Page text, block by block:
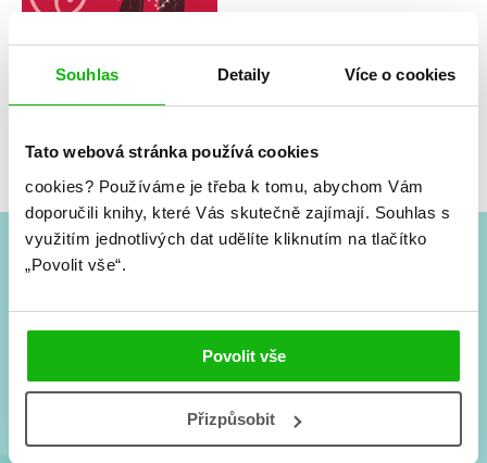
Souhlas Detaily Více o cookies
Tato webová stránka používá cookies
cookies? Používáme je třeba k tomu, abychom Vám
doporučili knihy, které Vás skutečně zajímají. Souhlas s
využitím jednotlivých dat udělíte kliknutím na tlačítko
„Povolit vše“.
Povolit vše
Přizpůsobit
Vánoční tajnosti
Vše kolem #youngadult každý měsíc rovnou do mailu!
Nové knihy, co se chystá, kvízy, soutěže, autoři, filmové